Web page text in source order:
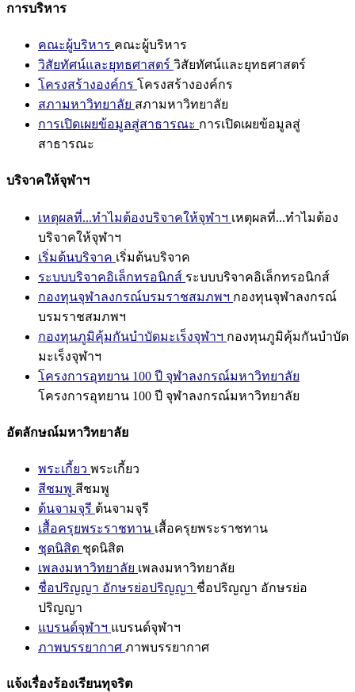
การบริหาร
คณะผู้บริหาร คณะผู้บริหาร
วิสัยทัศน์และยุทธศาสตร์ วิสัยทัศน์และยุทธศาสตร์
โครงสร้างองค์กร โครงสร้างองค์กร
สภามหาวิทยาลัย สภามหาวิทยาลัย
การเปิดเผยข้อมูลสู่สาธารณะ การเปิดเผยข้อมูลสู่
สาธารณะ
บริจาคให้จุฬาฯ
เหตุผลที่...ทำไมต้องบริจาคให้จุฬาฯ เหตุผลที่...ทำไมต้อง
บริจาคให้จุฬาฯ
เริ่มต้นบริจาค เริ่มต้นบริจาค
ระบบบริจาคอิเล็กทรอนิกส์ ระบบบริจาคอิเล็กทรอนิกส์
กองทุนจุฬาลงกรณ์บรมราชสมภพฯ กองทุนจุฬาลงกรณ์
บรมราชสมภพฯ
กองทุนภูมิคุ้มกันบำบัดมะเร็งจุฬาฯ กองทุนภูมิคุ้มกันบำบัด
มะเร็งจุฬาฯ
โครงการอุทยาน 100 ปี จุฬาลงกรณ์มหาวิทยาลัย
โครงการอุทยาน 100 ปี จุฬาลงกรณ์มหาวิทยาลัย
อัตลักษณ์มหาวิทยาลัย
พระเกี้ยว พระเกี้ยว
สีชมพู สีชมพู
ต้นจามจุรี ต้นจามจุรี
เสื้อครุยพระราชทาน เสื้อครุยพระราชทาน
ชุดนิสิต ชุดนิสิต
เพลงมหาวิทยาลัย เพลงมหาวิทยาลัย
ชื่อปริญญา อักษรย่อปริญญา ชื่อปริญญา อักษรย่อ
ปริญญา
แบรนด์จุฬาฯ แบรนด์จุฬาฯ
ภาพบรรยากาศ ภาพบรรยากาศ
แจ้งเรื่องร้องเรียนทุจริต